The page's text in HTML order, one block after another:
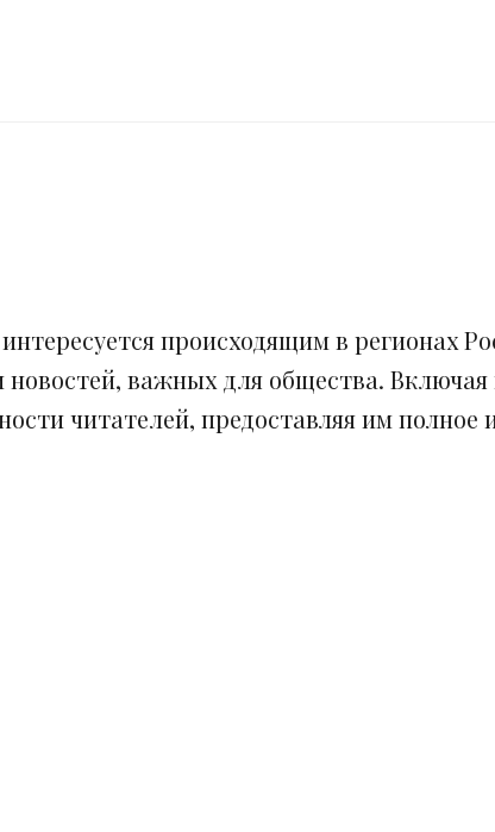
происходящим в регионах
важных для общества.
читателей, предоставляя им полное